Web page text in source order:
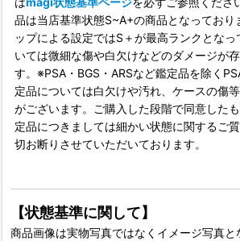
品は当店基準状態S~A+の商品となっており
ップによる設定ではS＋が最高ランクとな
いては微細な傷や白欠けなどのダメージが
す。※PSA・BGS・ARSなど鑑定品を除く
定品については白欠けや汚れ、ケースの傷
がございます。ご購入した段階で同意した
定品につきましては細かい状態に関するご
切お断りさせていただいております。
【状態基準に関して】
商品画像は実物写真ではなくイメージ写真と